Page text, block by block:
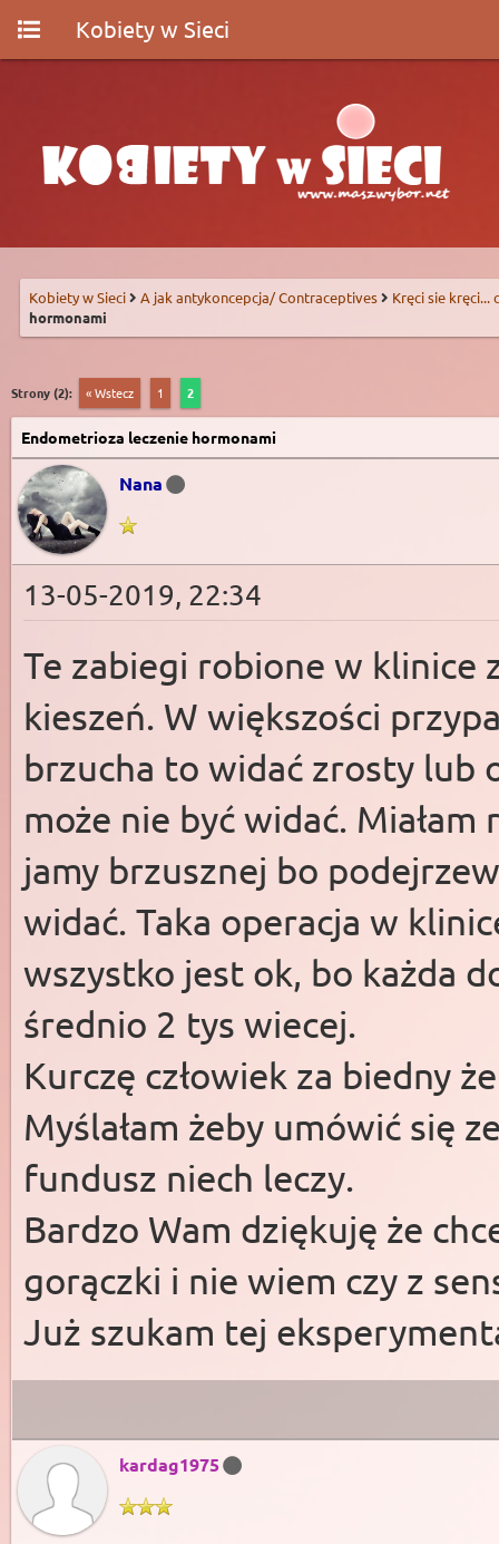
Kobiety w Sieci
Kobiety w Sieci A jak antykoncepcja/ Contraceptives
Kręci sie kręci...
hormonami
Strony (2): « Wstecz 1 2
Endometrioza leczenie hormonami
Nana
13-05-2019, 22:34
Te zabiegi robione w klinice
kieszeń. W większości
brzucha to widać zrosty lub
może nie być widać.
jamy brzusznej bo
widać. Taka operacja w
wszystko jest ok, bo każda
średnio 2 tys wiecej.
Kurczę człowiek za biedny
Myślałam żeby umówić się
fundusz niech leczy.
Bardzo Wam dziękuję że
gorączki i nie wiem czy z
Już szukam tej
kardag1975